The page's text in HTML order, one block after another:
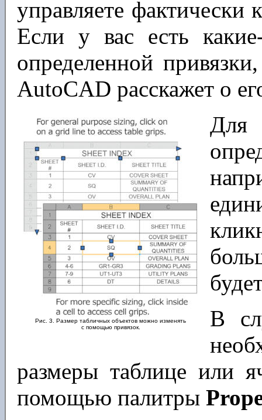
управляете
Если у вас есть
определенной
AutoCAD расскажет о
Рис. 3. Размер табличных объектов можно изменять
с помощью привязок.
Для
В
размеры таблице или
помощью палитры